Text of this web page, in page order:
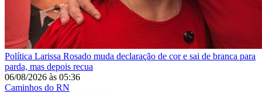
Política Larissa Rosado muda declaração de cor e sai de branca para
parda, mas depois recua
06/08/2026 às 05:36
Caminhos do RN